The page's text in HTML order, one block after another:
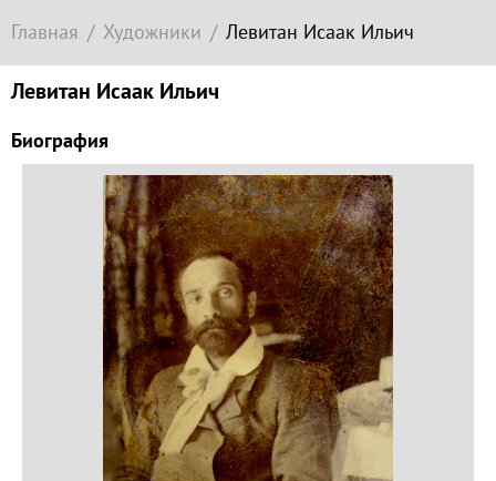
Главная Художники Левитан Исаак Ильич
Левитан Исаак Ильич
Биография
зарубежное
гора
Гора
Левитана
Заречье
Набережная
Торговая
площадь
Верхний
Плёс